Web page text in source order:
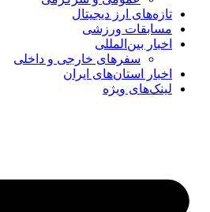
تازه‌های ارز دیجیتال
مسابقات ورزشی
اخبار بین‌المللی
سفرهای خارجی و داخلی
اخبار استان‌های ایران
لینک‌های ویژه